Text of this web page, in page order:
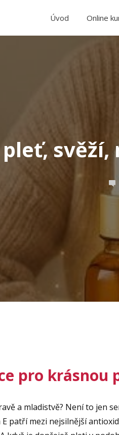
Úvod Online
pro krásnou
a mladistvě? Není to jen
E patří mezi nejsilnější